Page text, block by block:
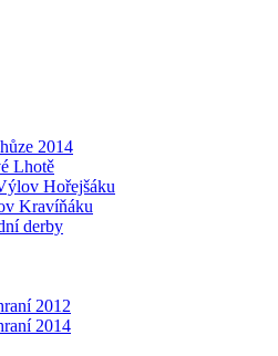
2014
Lhotě
Hořejšáku
Kravíňáku
derby
2012
2014